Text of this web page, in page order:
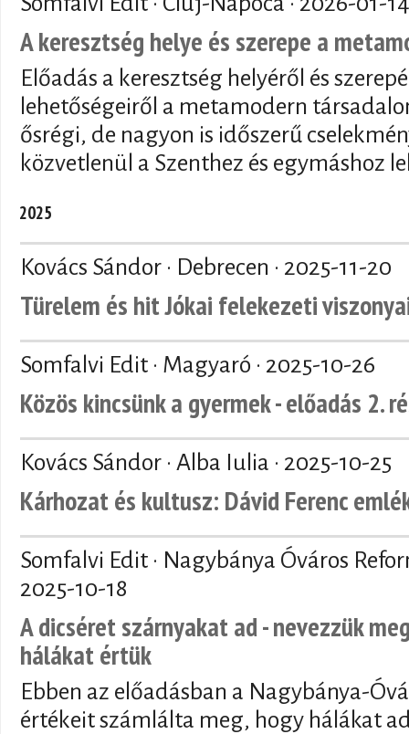
A keresztség helye és szerepe a
Előadás a keresztség helyéről és
lehetőségeiről a metamodern
ősrégi, de nagyon is időszerű
közvetlenül a Szenthez és egymáshoz
2025
Kovács Sándor · Debrecen · 2025-11-20
Türelem és hit Jókai felekezeti
Somfalvi Edit · Magyaró · 2025-10-26
Közös kincsünk a gyermek - előadás 2.
Kovács Sándor · Alba Iulia · 2025-10-25
Kárhozat és kultusz: Dávid Ferenc
Somfalvi Edit · Nagybánya Óváros
2025-10-18
A dicséret szárnyakat ad - nevezzük
hálákat értük
Ebben az előadásban a Nagybánya-
értékeit számlálta meg, hogy hálákat